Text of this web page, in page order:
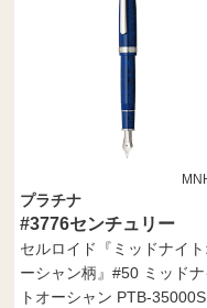
プラチナ
#3776センチュリー
セルロイド『ミッドナイト
ーシャン柄』#50 ミッドナ
トオーシャン PTB-35000S